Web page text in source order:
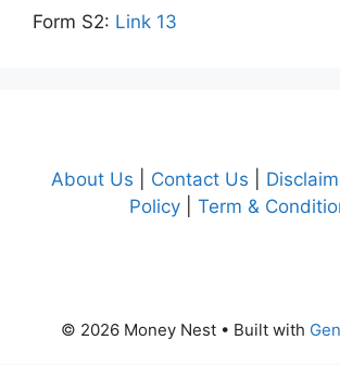
Form S2: Link 13
About Us Contact Us
Policy| Term &
© 2026 Money Nest • Built with